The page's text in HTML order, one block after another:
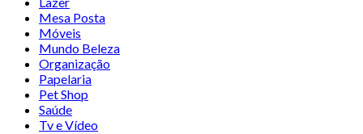
Mesa Posta
Móveis
Mundo Beleza
Organização
Papelaria
Pet Shop
Saúde
Tv e Vídeo